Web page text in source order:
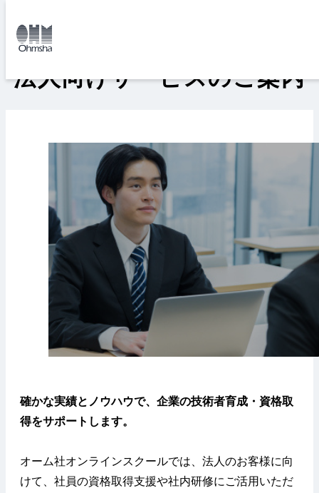
トップ
法人向けサービスのご案内
確かな実績とノウハウで、企業の技術者育成・資格取
得をサポートします。
オーム社オンラインスクールでは、法人のお客様に向
けて、社員の資格取得支援や社内研修にご活用いただ